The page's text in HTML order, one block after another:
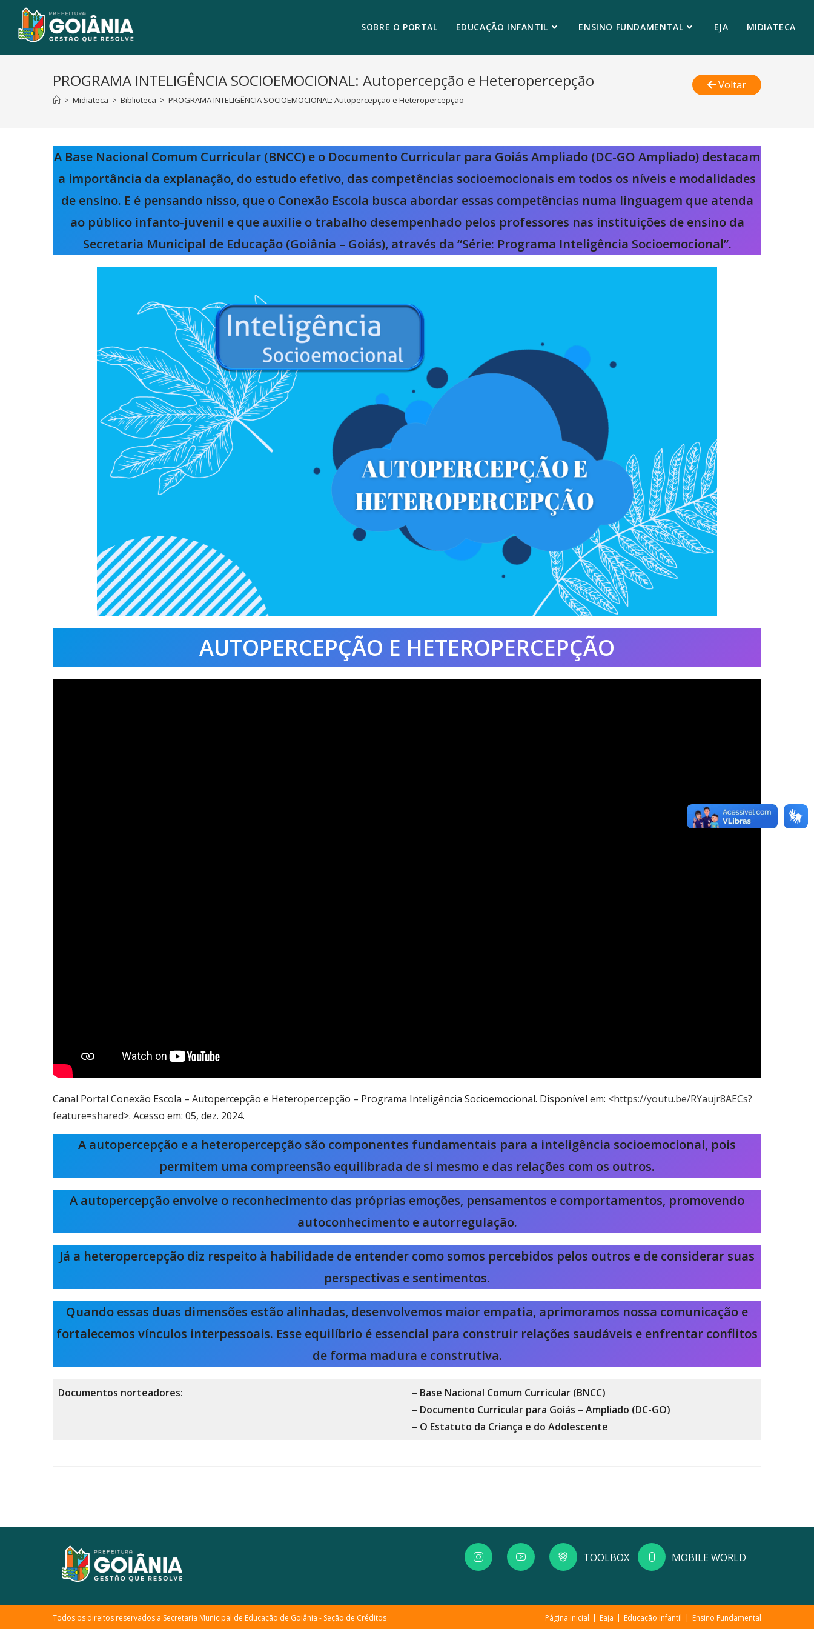
SOBRE O PORTAL EDUCAÇÃO INFANTIL ENSINO FUNDAMENTAL EJA MIDIATECA
PROGRAMA INTELIGÊNCIA SOCIOEMOCIONAL: Autopercepção e Heteropercepção
> Midiateca > Biblioteca > PROGRAMA INTELIGÊNCIA SOCIOEMOCIONAL: Autopercepção e Heteropercepção
Voltar
A Base Nacional Comum Curricular (BNCC) e o Documento Curricular para Goiás Ampliado (DC-GO Ampliado) destacam
a importância da explanação, do estudo efetivo, das competências socioemocionais em todos os níveis e modalidades
de ensino. E é pensando nisso, que o Conexão Escola busca abordar essas competências numa linguagem que atenda
ao público infanto-juvenil e que auxilie o trabalho desempenhado pelos professores nas instituições de ensino da
Secretaria Municipal de Educação (Goiânia – Goiás), através da “Série: Programa Inteligência Socioemocional”.
AUTOPERCEPÇÃO E HETEROPERCEPÇÃO
Canal Portal Conexão Escola – Autopercepção e Heteropercepção – Programa Inteligência Socioemocional. Disponível em: <https://youtu.be/RYaujr8AECs?
feature=shared>. Acesso em: 05, dez. 2024.
A autopercepção e a heteropercepção são componentes fundamentais para a inteligência socioemocional, pois
permitem uma compreensão equilibrada de si mesmo e das relações com os outros.
A autopercepção envolve o reconhecimento das próprias emoções, pensamentos e comportamentos, promovendo
autoconhecimento e autorregulação.
Já a heteropercepção diz respeito à habilidade de entender como somos percebidos pelos outros e de considerar suas
perspectivas e sentimentos.
Quando essas duas dimensões estão alinhadas, desenvolvemos maior empatia, aprimoramos nossa comunicação e
fortalecemos vínculos interpessoais. Esse equilíbrio é essencial para construir relações saudáveis e enfrentar conflitos
de forma madura e construtiva.
Documentos norteadores:
– Base Nacional Comum Curricular (BNCC)
– Documento Curricular para Goiás – Ampliado (DC-GO)
– O Estatuto da Criança e do Adolescente
TOOLBOX MOBILE WORLD
Página inicial Eaja Educação Infantil Ensino Fundamental
Todos os direitos reservados a Secretaria Municipal de Educação de Goiânia - Seção de Créditos